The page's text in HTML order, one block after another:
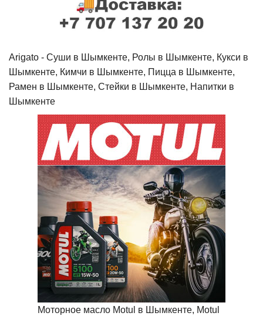
Arigato - Cуши в Шымкенте, Ролы в Шымкенте, Кукси в
Шымкенте, Кимчи в Шымкенте, Пицца в Шымкенте,
Рамен в Шымкенте, Стейки в Шымкенте, Напитки в
Шымкенте
Моторное масло Motul в Шымкенте, Motul